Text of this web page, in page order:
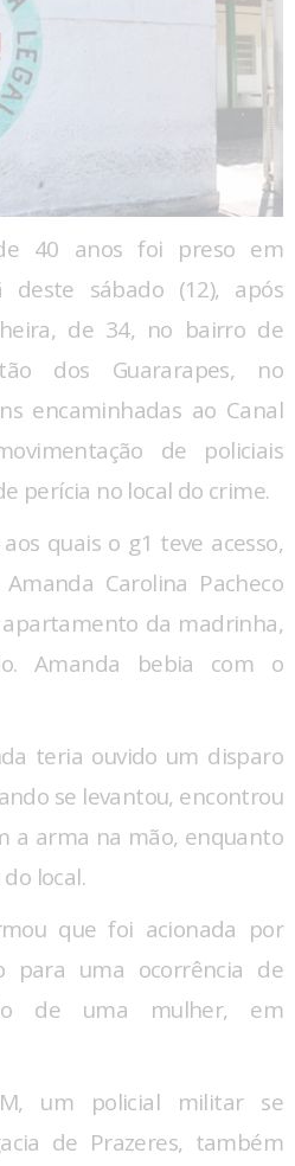
40 anos foi preso em
sábado (12), após
de 34, no bairro de
dos Guararapes, no
encaminhadas ao Canal
de policiais
perícia no local do crime.
quais o g1 teve acesso,
Carolina Pacheco
apartamento da madrinha,
Amanda bebia com o
teria ouvido um disparo
se levantou, encontrou
a arma na mão, enquanto
local.
que foi acionada por
para uma ocorrência de
de uma mulher, em
um policial militar se
de Prazeres, também